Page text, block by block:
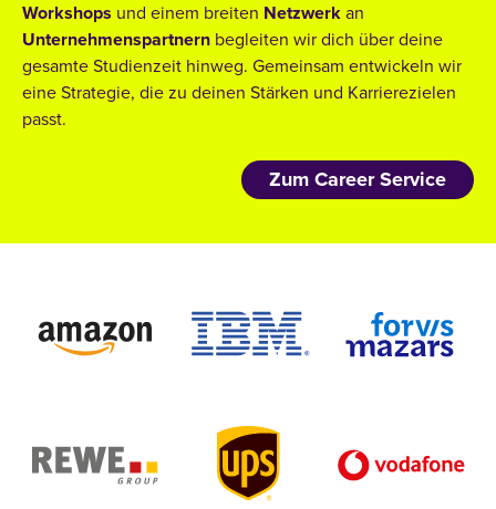
Workshops und einem breiten Netzwerk an
Unternehmenspartnern begleiten wir dich über deine
gesamte Studienzeit hinweg. Gemeinsam entwickeln wir
eine Strategie, die zu deinen Stärken und Karrierezielen
passt.
Zum Career Service